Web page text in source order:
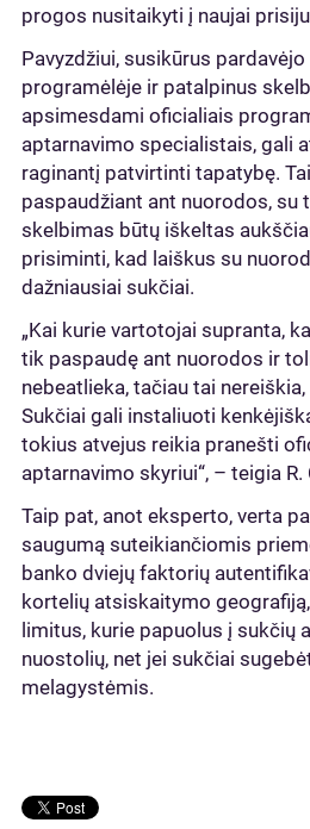
progos nusitaikyti į naujai
Pavyzdžiui, susikūrus
programėlėje ir patalpinus
apsimesdami oficialiais
aptarnavimo specialistais, gali
raginantį patvirtinti tapatybę.
paspaudžiant ant nuorodos, su
skelbimas būtų iškeltas
prisiminti, kad laiškus su
dažniausiai sukčiai.
„Kai kurie vartotojai supranta,
tik paspaudę ant nuorodos ir
nebeatlieka, tačiau tai
Sukčiai gali instaliuoti
tokius atvejus reikia pranešti
aptarnavimo skyriui“, – teigia R.
Taip pat, anot eksperto, verta
saugumą suteikiančiomis
banko dviejų faktorių
kortelių atsiskaitymo
limitus, kurie papuolus į sukčių
nuostolių, net jei sukčiai
melagystėmis.